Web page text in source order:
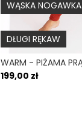
WĄSKA NOGAWKA
DŁUGI RĘKAW
199,00 zł